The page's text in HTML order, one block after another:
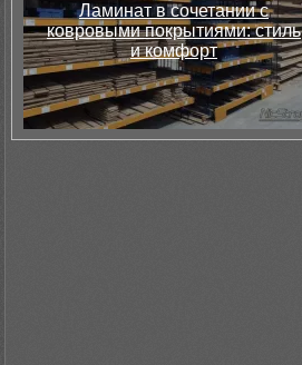
Ламинат в сочетании с
ковровыми покрытиями: стиль
и комфорт